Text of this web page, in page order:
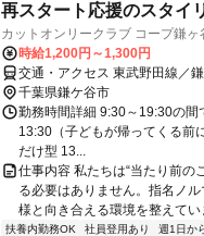
再スタート応援のスタイ
カットオンリークラブ コープ鎌ヶ
時給1,200円～1,300円
交通・アクセス 東武野田線／
千葉県鎌ケ谷市
勤務時間詳細 9:30～19:30の間
13:30（子どもが帰ってくる前
だけ型 13...
仕事内容 私たちは“当たり前の
る必要はありません。指名ノ
様と向き合える環境を整えて
扶養内勤務OK 社員登用あり 週1日か